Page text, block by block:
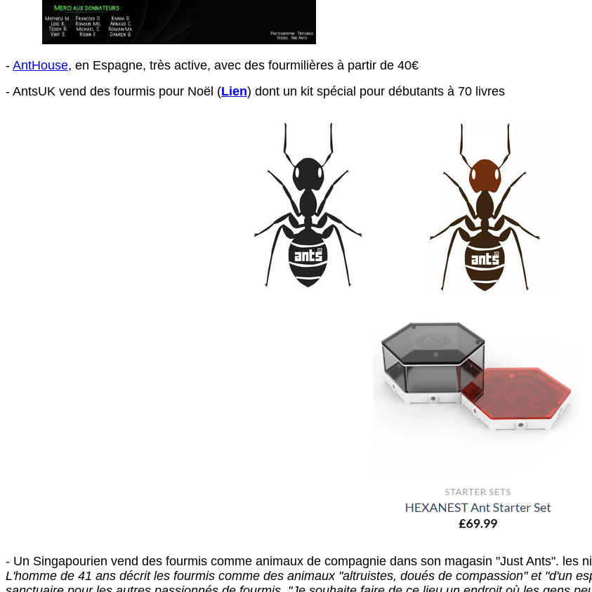
- AntHouse, en Espagne, très active, avec des fourmilières à partir de 40€
- AntsUK vend des fourmis pour Noël (Lien) dont un kit spécial pour débutants à 70 livres
- Un Singapourien vend des fourmis comme animaux de compagnie dans son magasin "Just Ants". les
L'homme de 41 ans décrit les fourmis comme des animaux "altruistes, doués de compassion" et "d'un